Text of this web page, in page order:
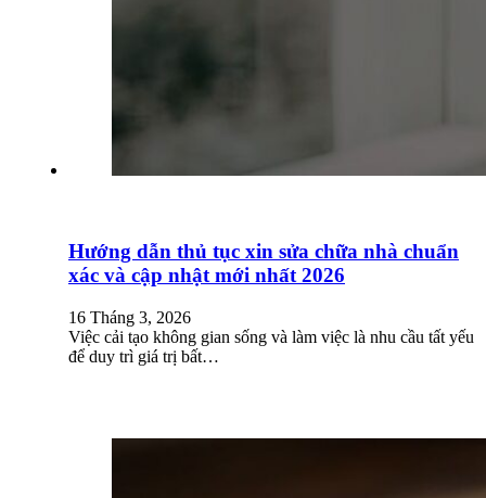
Hướng dẫn thủ tục xin sửa chữa nhà chuẩn
xác và cập nhật mới nhất 2026
16 Tháng 3, 2026
Việc cải tạo không gian sống và làm việc là nhu cầu tất yếu
để duy trì giá trị bất…